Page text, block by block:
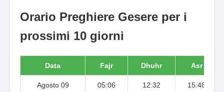
Orario Preghiere Gesere per i
prossimi 10 giorni
Data Fajr Dhuhr Asr
Agosto 09 05:06 12:32 15:48